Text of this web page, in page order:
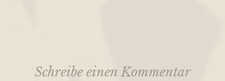
Schreibe einen Kommentar